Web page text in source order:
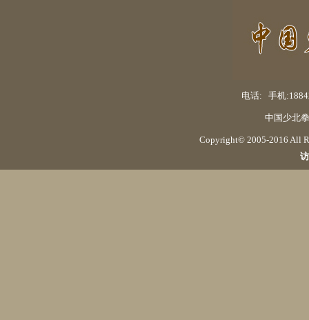
电话: 手机
中国少北
Copyright© 2005-2016 All